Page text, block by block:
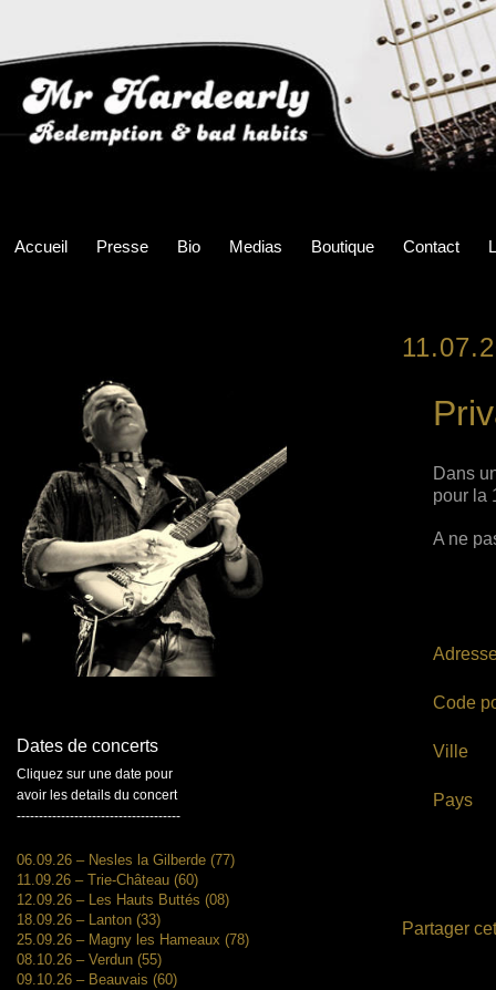
Accueil Presse Bio Medias Boutique Contact
Dans
pour la
A ne
Code
Ville
Pays
Partager
Dates de concerts
Cliquez sur une date pour
avoir les details du concert
-------------------------------------
06.09.26 – Nesles la Gilberde (77)
11.09.26 – Trie-Château (60)
12.09.26 – Les Hauts Buttés (08)
18.09.26 – Lanton (33)
25.09.26 – Magny les Hameaux (78)
08.10.26 – Verdun (55)
09.10.26 – Beauvais (60)